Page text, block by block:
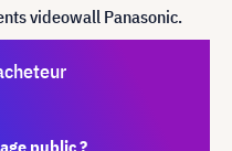
videowall Panasonic.
public ?